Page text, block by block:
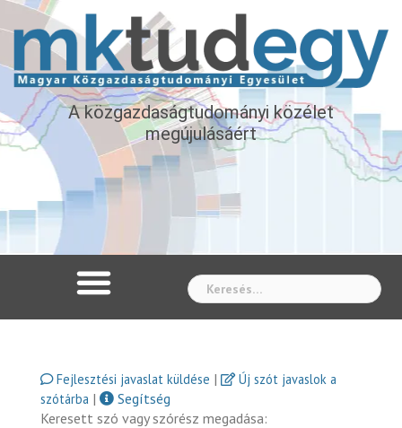
A közgazdaságtudományi közélet
megújulásáért
Fejlesztési javaslat küldése |
Új szót javaslok a
szótárba |
Segítség
Keresett szó vagy szórész megadása: